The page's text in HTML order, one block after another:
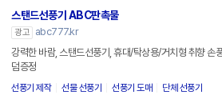
스탠드선풍기 ABC판촉물
광고
abc777.kr
강력한 바람, 스탠드선풍기, 휴대/탁상용/거치형 취향 손
덤증정
선풍기 제작 선물 선풍기 선풍기 도매 단체 선풍기